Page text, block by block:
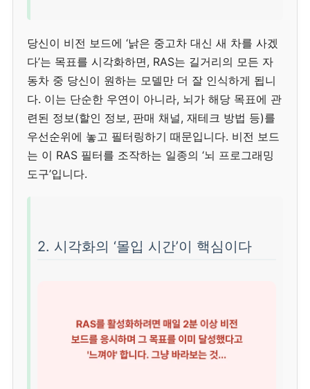
당신이 비전 보드에 ‘낡은 중고차 대신 새 차를 사겠
다’는 목표를 시각화하면, RAS는 길거리의 모든 자
동차 중 당신이 원하는 모델만 더 잘 인식하게 됩니
다. 이는 단순한 우연이 아니라, 뇌가 해당 목표에 관
련된 정보(할인 정보, 판매 채널, 재테크 방법 등)를
우선순위에 놓고 필터링하기 때문입니다. 비전 보드
는 이 RAS 필터를 조작하는 일종의 ‘뇌 프로그래밍
도구’입니다.
2. 시각화의 ‘몰입 시간’이 핵심이다